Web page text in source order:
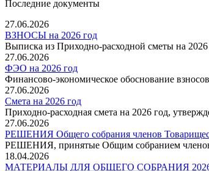
Последние документы
27.06.2026
ВЗНОСЫ на 2026 год
Выписка из Приходно-расходной сметы на 2026
27.06.2026
ФЭО на 2026 год
Финансово-экономическое обоснование
27.06.2026
Смета на 2026 год
Приходно-расходная смета на 2026 год,
27.06.2026
РЕШЕНИЯ Общего собрания членов
РЕШЕНИЯ, принятые Общим собранием членов
18.04.2026
МАТЕРИАЛЫ ДЛЯ ОБЩЕГО СОБРАНИЯ 2026